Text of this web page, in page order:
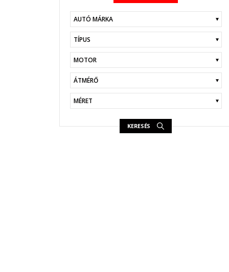
KERESÉS